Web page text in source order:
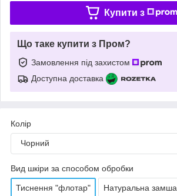
Купити з
Що таке купити з Пром?
Замовлення під захистом
Доступна доставка
Колір
Чорний
Вид шкіри за способом обробки
Тиснення "флотар" Натуральна замша